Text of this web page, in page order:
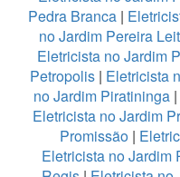
Pedra Branca|
no Jardim Pereira
Eletricista no Jardim
Petropolis | Eletricista
no Jardim Piratininga|
Eletricista no Jardim
Promissão|
Eletricista no Jardim